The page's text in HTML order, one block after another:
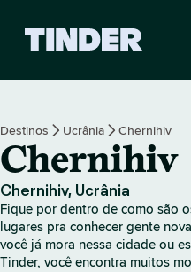
a
i
n
c
i
a
l
Destinos Ucrânia Chernihiv
Chernihiv
Chernihiv, Ucrânia
Fique por dentro de como são
lugares pra conhecer gente
você já mora nessa cidade ou
Tinder, você encontra muitos